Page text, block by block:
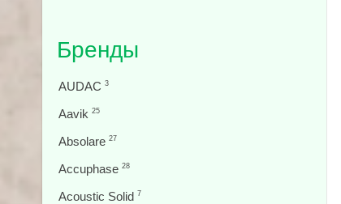
Бренды
AUDAC 3
Aavik 25
Absolare 27
Accuphase 28
Acoustic Solid 7